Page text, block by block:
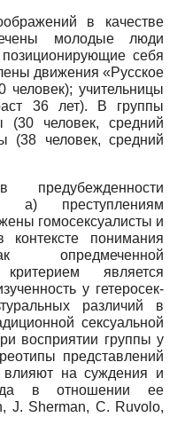
в качестве
молодые люди
себя
движения «Русское
человек); учительницы
36 лет). В группы
человек, средний
(38 человек, средний
а) преступлениям
гомосексуалисты и
понимания
опредмеченной
является
у гетеросек­
различий в
сексуальной
восприятии группы у
представлений
на суждения и
в отношении ее
, J. Sherman, C. Ruvolo,